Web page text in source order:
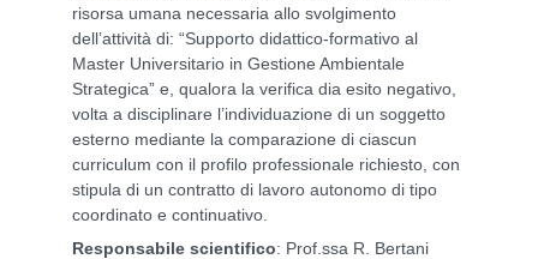
risorsa umana necessaria allo svolgimento
dell’attività di: “Supporto didattico-formativo al
Master Universitario in Gestione Ambientale
Strategica” e, qualora la verifica dia esito negativo,
volta a disciplinare l’individuazione di un soggetto
esterno mediante la comparazione di ciascun
curriculum con il profilo professionale richiesto, con
stipula di un contratto di lavoro autonomo di tipo
coordinato e continuativo
Responsabile scientifico: Prof.ssa R. Bertani